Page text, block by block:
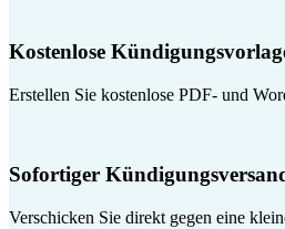
Kostenlose
Erstellen Sie kostenlose PDF- und
Sofortiger
Verschicken Sie direkt gegen eine